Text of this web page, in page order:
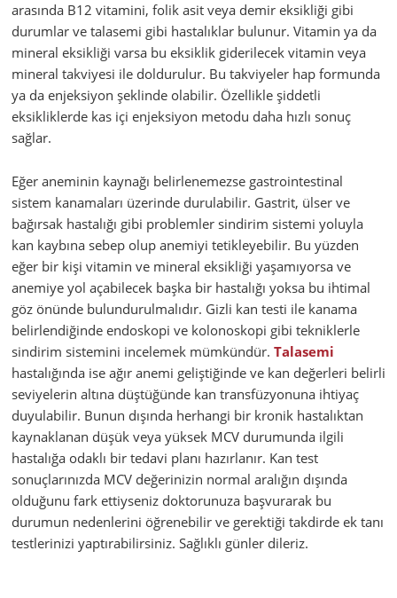
arasında B12 vitamini, folik asit veya demir eksikliği gibi
durumlar ve talasemi gibi hastalıklar bulunur. Vitamin ya da
mineral eksikliği varsa bu eksiklik giderilecek vitamin veya
mineral takviyesi ile doldurulur. Bu takviyeler hap formunda
ya da enjeksiyon şeklinde olabilir. Özellikle şiddetli
eksikliklerde kas içi enjeksiyon metodu daha hızlı sonuç
sağlar.
Eğer aneminin kaynağı belirlenemezse gastrointestinal
sistem kanamaları üzerinde durulabilir. Gastrit, ülser ve
bağırsak hastalığı gibi problemler sindirim sistemi yoluyla
kan kaybına sebep olup anemiyi tetikleyebilir. Bu yüzden
eğer bir kişi vitamin ve mineral eksikliği yaşamıyorsa ve
anemiye yol açabilecek başka bir hastalığı yoksa bu ihtimal
göz önünde bulundurulmalıdır. Gizli kan testi ile kanama
belirlendiğinde endoskopi ve kolonoskopi gibi tekniklerle
sindirim sistemini incelemek mümkündür. Talasemi
hastalığında ise ağır anemi geliştiğinde ve kan değerleri belirli
seviyelerin altına düştüğünde kan transfüzyonuna ihtiyaç
duyulabilir. Bunun dışında herhangi bir kronik hastalıktan
kaynaklanan düşük veya yüksek MCV durumunda ilgili
hastalığa odaklı bir tedavi planı hazırlanır. Kan test
sonuçlarınızda MCV değerinizin normal aralığın dışında
olduğunu fark ettiyseniz doktorunuza başvurarak bu
durumun nedenlerini öğrenebilir ve gerektiği takdirde ek tanı
testlerinizi yaptırabilirsiniz. Sağlıklı günler dileriz.